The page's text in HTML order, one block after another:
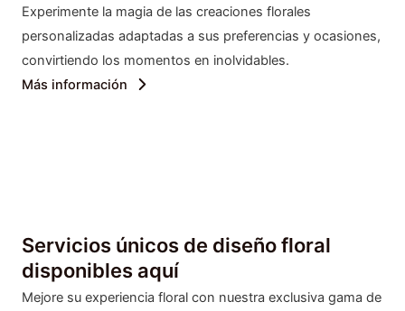
Experimente la magia de las creaciones florales
personalizadas adaptadas a sus preferencias y ocasiones,
convirtiendo los momentos en inolvidables.
Más información
Servicios únicos de diseño floral
disponibles aquí
Mejore su experiencia floral con nuestra exclusiva gama de